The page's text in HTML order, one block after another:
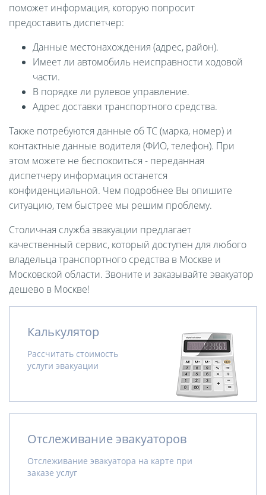
поможет информация, которую попросит
предоставить диспетчер:
Данные местонахождения (адрес, район).
Имеет ли автомобиль неисправности ходовой
части.
В порядке ли рулевое управление.
Адрес доставки транспортного средства.
Также потребуются данные об ТС (марка, номер) и
контактные данные водителя (ФИО, телефон). При
этом можете не беспокоиться - переданная
диспетчеру информация останется
конфиденциальной. Чем подробнее Вы опишите
ситуацию, тем быстрее мы решим проблему.
Столичная служба эвакуации предлагает
качественный сервис, который доступен для любого
владельца транспортного средства в Москве и
Московской области. Звоните и заказывайте эвакуатор
дешево в Москве!
Калькулятор
Рассчитать стоимость
услуги эвакуации
Отслеживание эвакуаторов
Отслеживание эвакуатора на карте при
заказе услуг